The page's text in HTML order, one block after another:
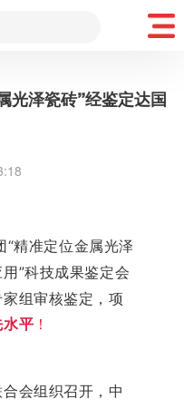
光泽瓷砖”经鉴定达国
“精准定位金属光泽
”科技成果鉴定会
组审核鉴定，项
水平 ！
会组织召开， 中